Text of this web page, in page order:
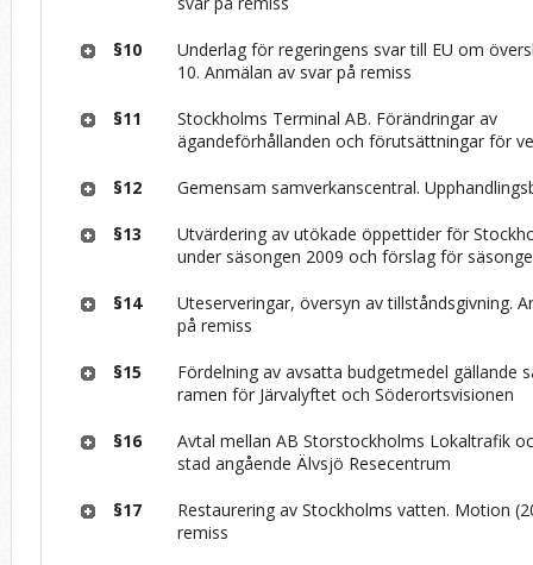
§10
Underlag för regeringens svar till EU om
10. Anmälan av svar på remiss
§11
Stockholms Terminal AB. Förändringar av
ägandeförhållanden och förutsättningar för
§12 Gemensam samverkanscentral.
§13
Utvärdering av utökade öppettider för
under säsongen 2009 och förslag för
§14
Uteserveringar, översyn av tillståndsgivning.
på remiss
§15
Fördelning av avsatta budgetmedel gällande
ramen för Järvalyftet och Söderortsvisionen
§16
Avtal mellan AB Storstockholms Lokaltrafik
stad angående Älvsjö Resecentrum
§17
Restaurering av Stockholms vatten. Motion
remiss